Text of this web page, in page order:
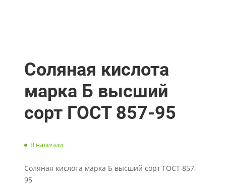
Соляная кислота
марка Б высший
сорт ГОСТ 857-95
В наличии
Соляная кислота марка Б высший сорт ГОСТ 857-
95